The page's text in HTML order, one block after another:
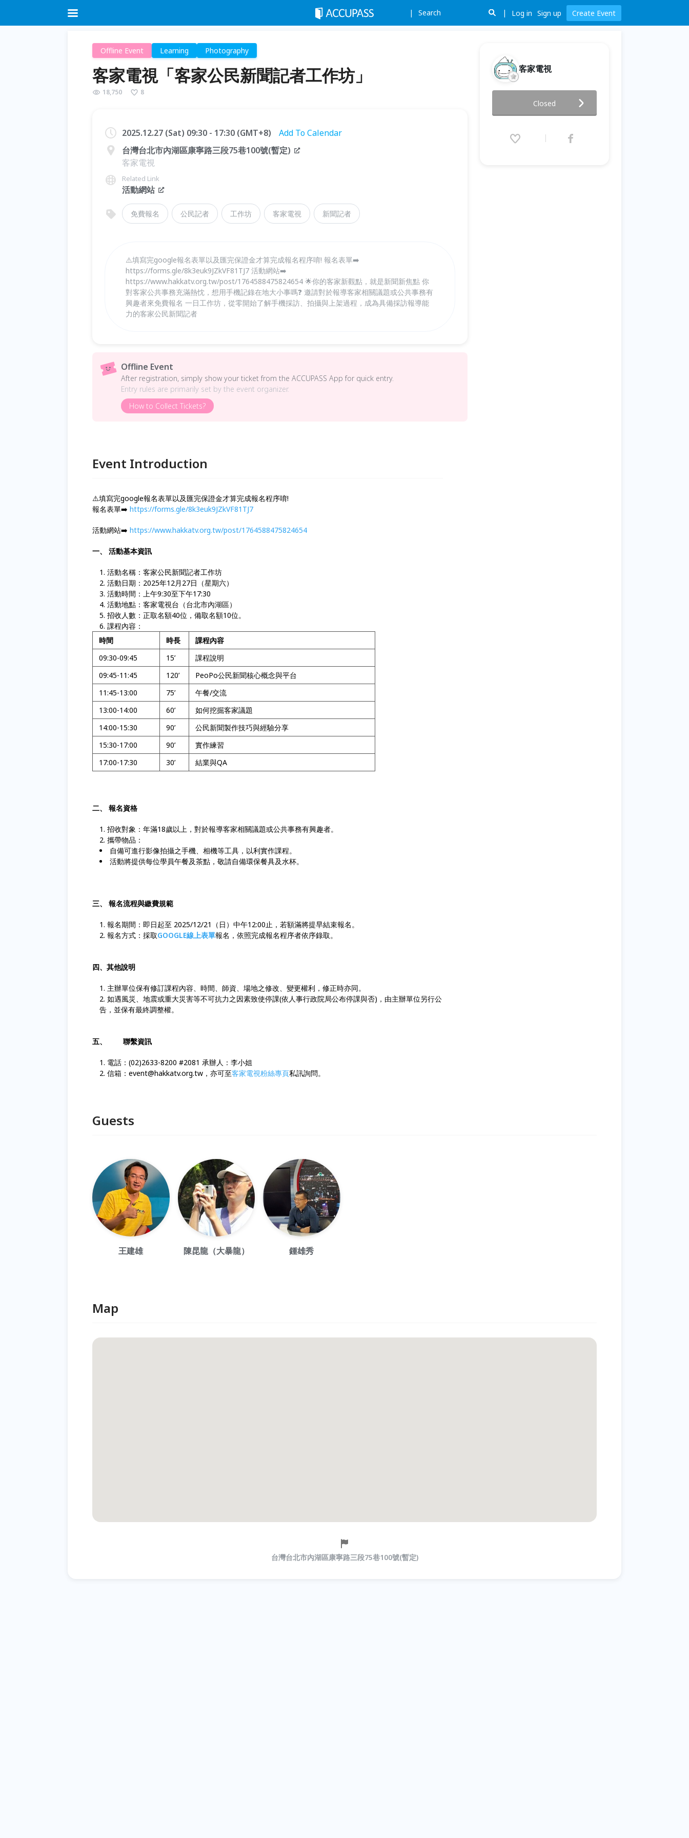
Search Log in Sign up Create Event
Offline Event Learning Photography
客家電視「客家公民新聞記者工作坊」
18,750 8
2025.12.27 (Sat) 09:30 - 17:30 (GMT+8)
Add To Calendar
台灣台北市內湖區康寧路三段75巷100號(暫定)
客家電視
Related Link
活動網站
免費報名 公民記者 工作坊 客家電視 新聞記者
⚠️填寫完google報名表單以及匯完保證金才算完成報名程序唷! 報名表單➡️
https://forms.gle/8k3euk9JZkVF81TJ7 活動網站➡️
https://www.hakkatv.org.tw/post/1764588475824654 🌟你的客家新觀點，就是新聞新焦點 你
對客家公共事務充滿熱忱，想用手機記錄在地大小事嗎❓ 邀請對於報導客家相關議題或公共事務有
興趣者來免費報名 一日工作坊，從零開始了解手機採訪、拍攝與上架過程，成為具備採訪報導能
力的客家公民新聞記者
Offline Event
After registration, simply show your ticket from the ACCUPASS App for quick entry.
Entry rules are primarily set by the event organizer.
How to Collect Tickets?
Event Introduction
⚠️填寫完google報名表單以及匯完保證金才算完成報名程序唷!
報名表單➡️ https://forms.gle/8k3euk9JZkVF81TJ7
活動網站➡️ https://www.hakkatv.org.tw/post/1764588475824654
一、 活動基本資訊
活動名稱：客家公民新聞記者工作坊
活動日期：2025年12月27日（星期六）
活動時間：上午9:30至下午17:30
活動地點：客家電視台（台北市內湖區）
招收人數：正取名額40位，備取名額10位。
課程內容：
時間
時長
課程內容
09:30-09:45
15’
課程說明
09:45-11:45
120’
PeoPo公民新聞核心概念與平台
11:45-13:00
75’
午餐/交流
13:00-14:00
60’
如何挖掘客家議題
14:00-15:30
90’
公民新聞製作技巧與經驗分享
15:30-17:00
90’
實作練習
17:00-17:30
30’ 結業與QA
二、 報名資格
招收對象：年滿18歲以上，對於報導客家相關議題或公共事務有興趣者。
攜帶物品：
自備可進行影像拍攝之手機、相機等工具，以利實作課程。
活動將提供每位學員午餐及茶點，敬請自備環保餐具及水杯。
三、 報名流程與繳費規範
報名期間：即日起至 2025/12/21（日）中午12:00止，若額滿將提早結束報名。
報名方式：採取GOOGLE線上表單報名，依照完成報名程序者依序錄取。
四、其他說明
主辦單位保有修訂課程內容、時間、師資、場地之修改、變更權利，修正時亦同。
如遇風災、地震或重大災害等不可抗力之因素致使停課(依人事行政院局公布停課與否)，由主辦單位另行公
告，並保有最終調整權。
五、 聯繫資訊
電話：(02)2633-8200 #2081 承辦人：李小姐
信箱：event@hakkatv.org.tw，亦可至客家電視粉絲專頁私訊詢問。
客家電視
2025.12.27 (Sat) 09:30 - 17:30
Closed
Guests
王建雄 陳昆龍（大暴龍） 鍾雄秀
Map
台灣台北市內湖區康寧路三段75巷100號(暫定)